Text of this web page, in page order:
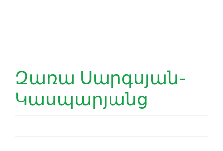
Զառա Սարգսյան-
Կասպարյանց